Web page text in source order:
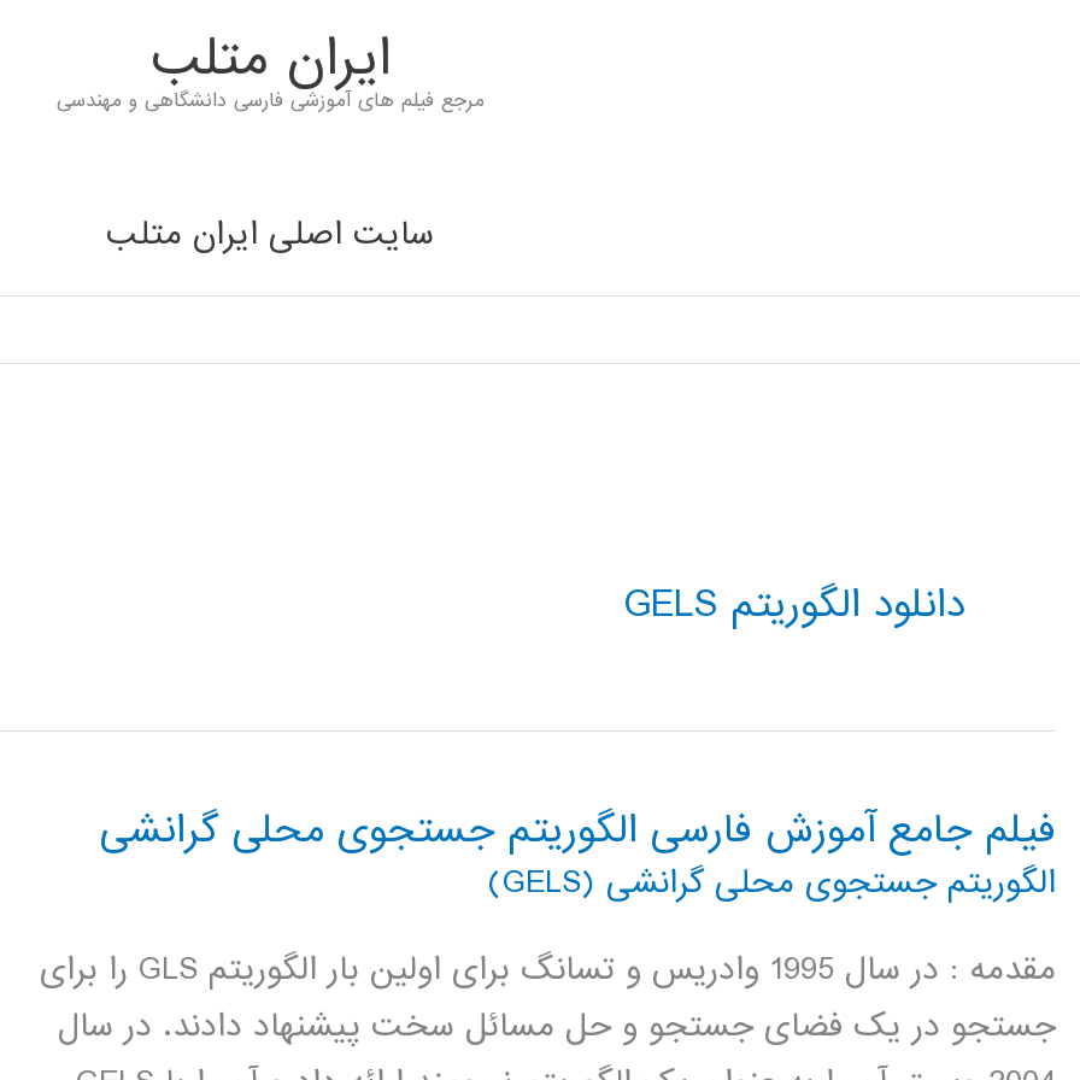
ايران متلب
مرجع فیلم های آموزشی فارسی دانشگاهی و مهندسی
سایت اصلی ایران متلب
دانلود الگوریتم GELS
فیلم جامع آموزش فارسی الگوریتم جستجوی محلی گرانشی
الگوریتم جستجوی محلی گرانشی (GELS)
مقدمه : در سال 1995 وادریس و تسانگ برای اولین بار الگوریتم GLS را برای
جستجو در یک فضای جستجو و حل مسائل سخت پیشنهاد دادند. در سال